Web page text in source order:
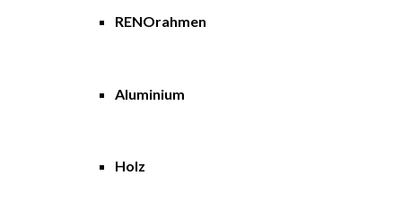
RENOrahmen
Aluminium
Holz